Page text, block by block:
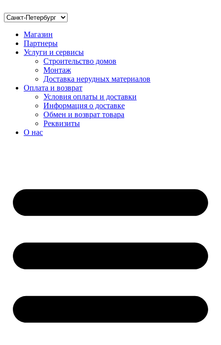
Магазин
Партнеры
Услуги и сервисы
Строительство домов
Монтаж
Доставка нерудных материалов
Оплата и возврат
Условия оплаты и доставки
Информация о доставке
Обмен и возврат товара
Реквизиты
О нас